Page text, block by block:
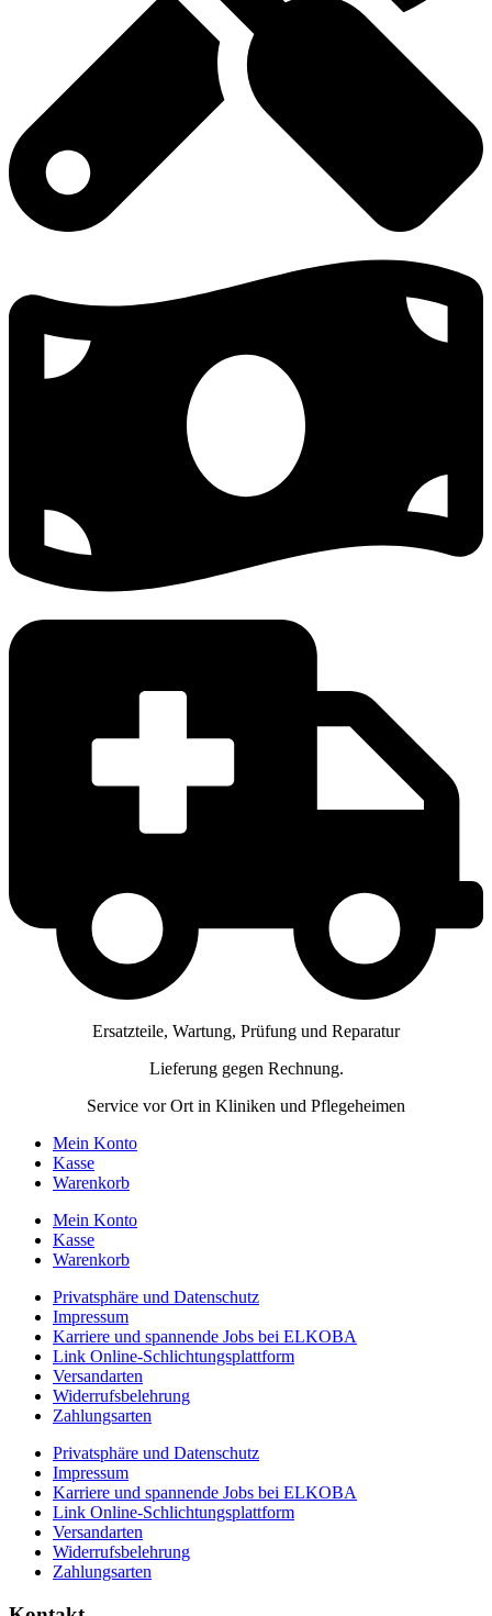
Ersatzteile, Wartung, Prüfung und Reparatur
Lieferung gegen Rechnung.
Service vor Ort in Kliniken und Pflegeheimen
Mein Konto
Kasse
Warenkorb
Mein Konto
Kasse
Warenkorb
Privatsphäre und Datenschutz
Impressum
Karriere und spannende Jobs bei ELKOBA
Link Online-Schlichtungsplattform
Versandarten
Widerrufsbelehrung
Zahlungsarten
Privatsphäre und Datenschutz
Impressum
Karriere und spannende Jobs bei ELKOBA
Link Online-Schlichtungsplattform
Versandarten
Widerrufsbelehrung
Zahlungsarten